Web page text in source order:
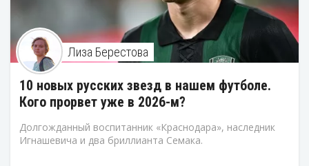
Лиза Берестова
10 новых русских звезд в нашем футболе.
Кого прорвет уже в 2026-м?
Долгожданный воспитанник «Краснодара», наследник
Игнашевича и два бриллианта Семака.